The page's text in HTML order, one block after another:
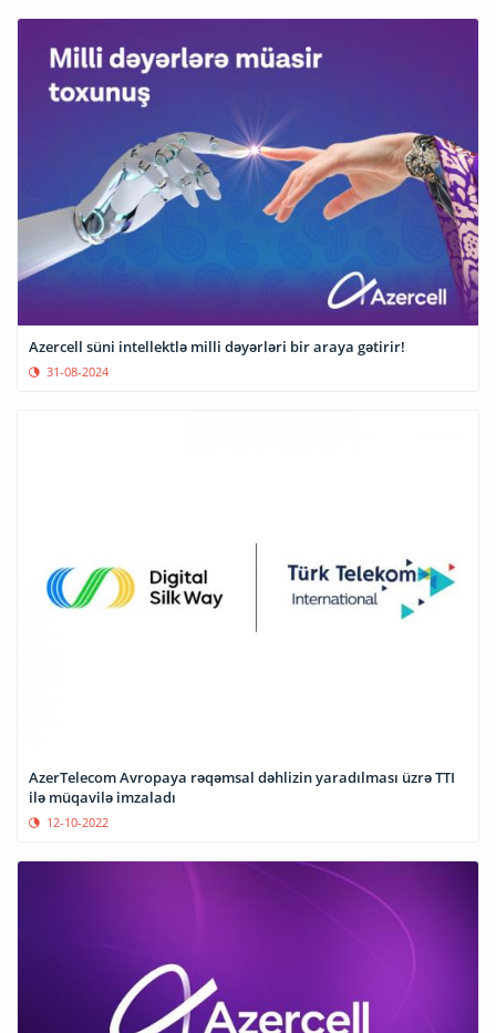
Azercell süni intellektlə milli dəyərləri bir araya gətirir!
31-08-2024
AzerTelecom Avropaya rəqəmsal dəhlizin yaradılması üzrə TTI
ilə müqavilə imzaladı
12-10-2022